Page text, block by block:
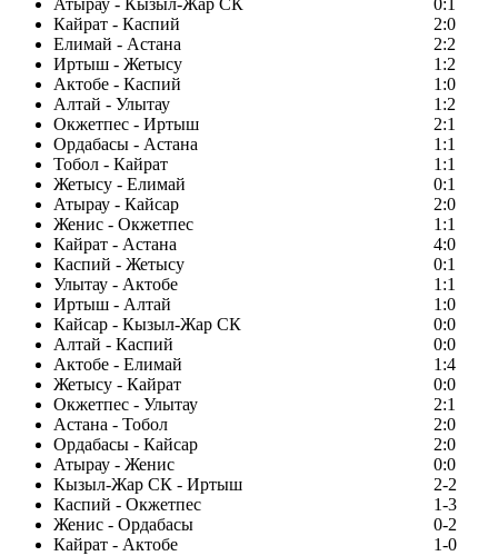
Атырау - Кызыл-Жар СК
0:1
Кайрат - Каспий
2:0
Елимай - Астана
2:2
Иртыш - Жетысу
1:2
Актобе - Каспий
1:0
Алтай - Улытау
1:2
Окжетпес - Иртыш
2:1
Ордабасы - Астана
1:1
Тобол - Кайрат
1:1
Жетысу - Елимай
0:1
Атырау - Кайсар
2:0
Женис - Окжетпес
1:1
Кайрат - Астана
4:0
Каспий - Жетысу
0:1
Улытау - Актобе
1:1
Иртыш - Алтай
1:0
Кайсар - Кызыл-Жар СК
0:0
Алтай - Каспий
0:0
Актобе - Елимай
1:4
Жетысу - Кайрат
0:0
Окжетпес - Улытау
2:1
Астана - Тобол
2:0
Ордабасы - Кайсар
2:0
Атырау - Женис
0:0
Кызыл-Жар СК - Иртыш
2-2
Каспий - Окжетпес
1-3
Женис - Ордабасы
0-2
Кайрат - Актобе
1-0